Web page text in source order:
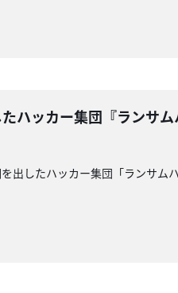
ハッカー集団『ランサ
出したハッカー集団「ランサ